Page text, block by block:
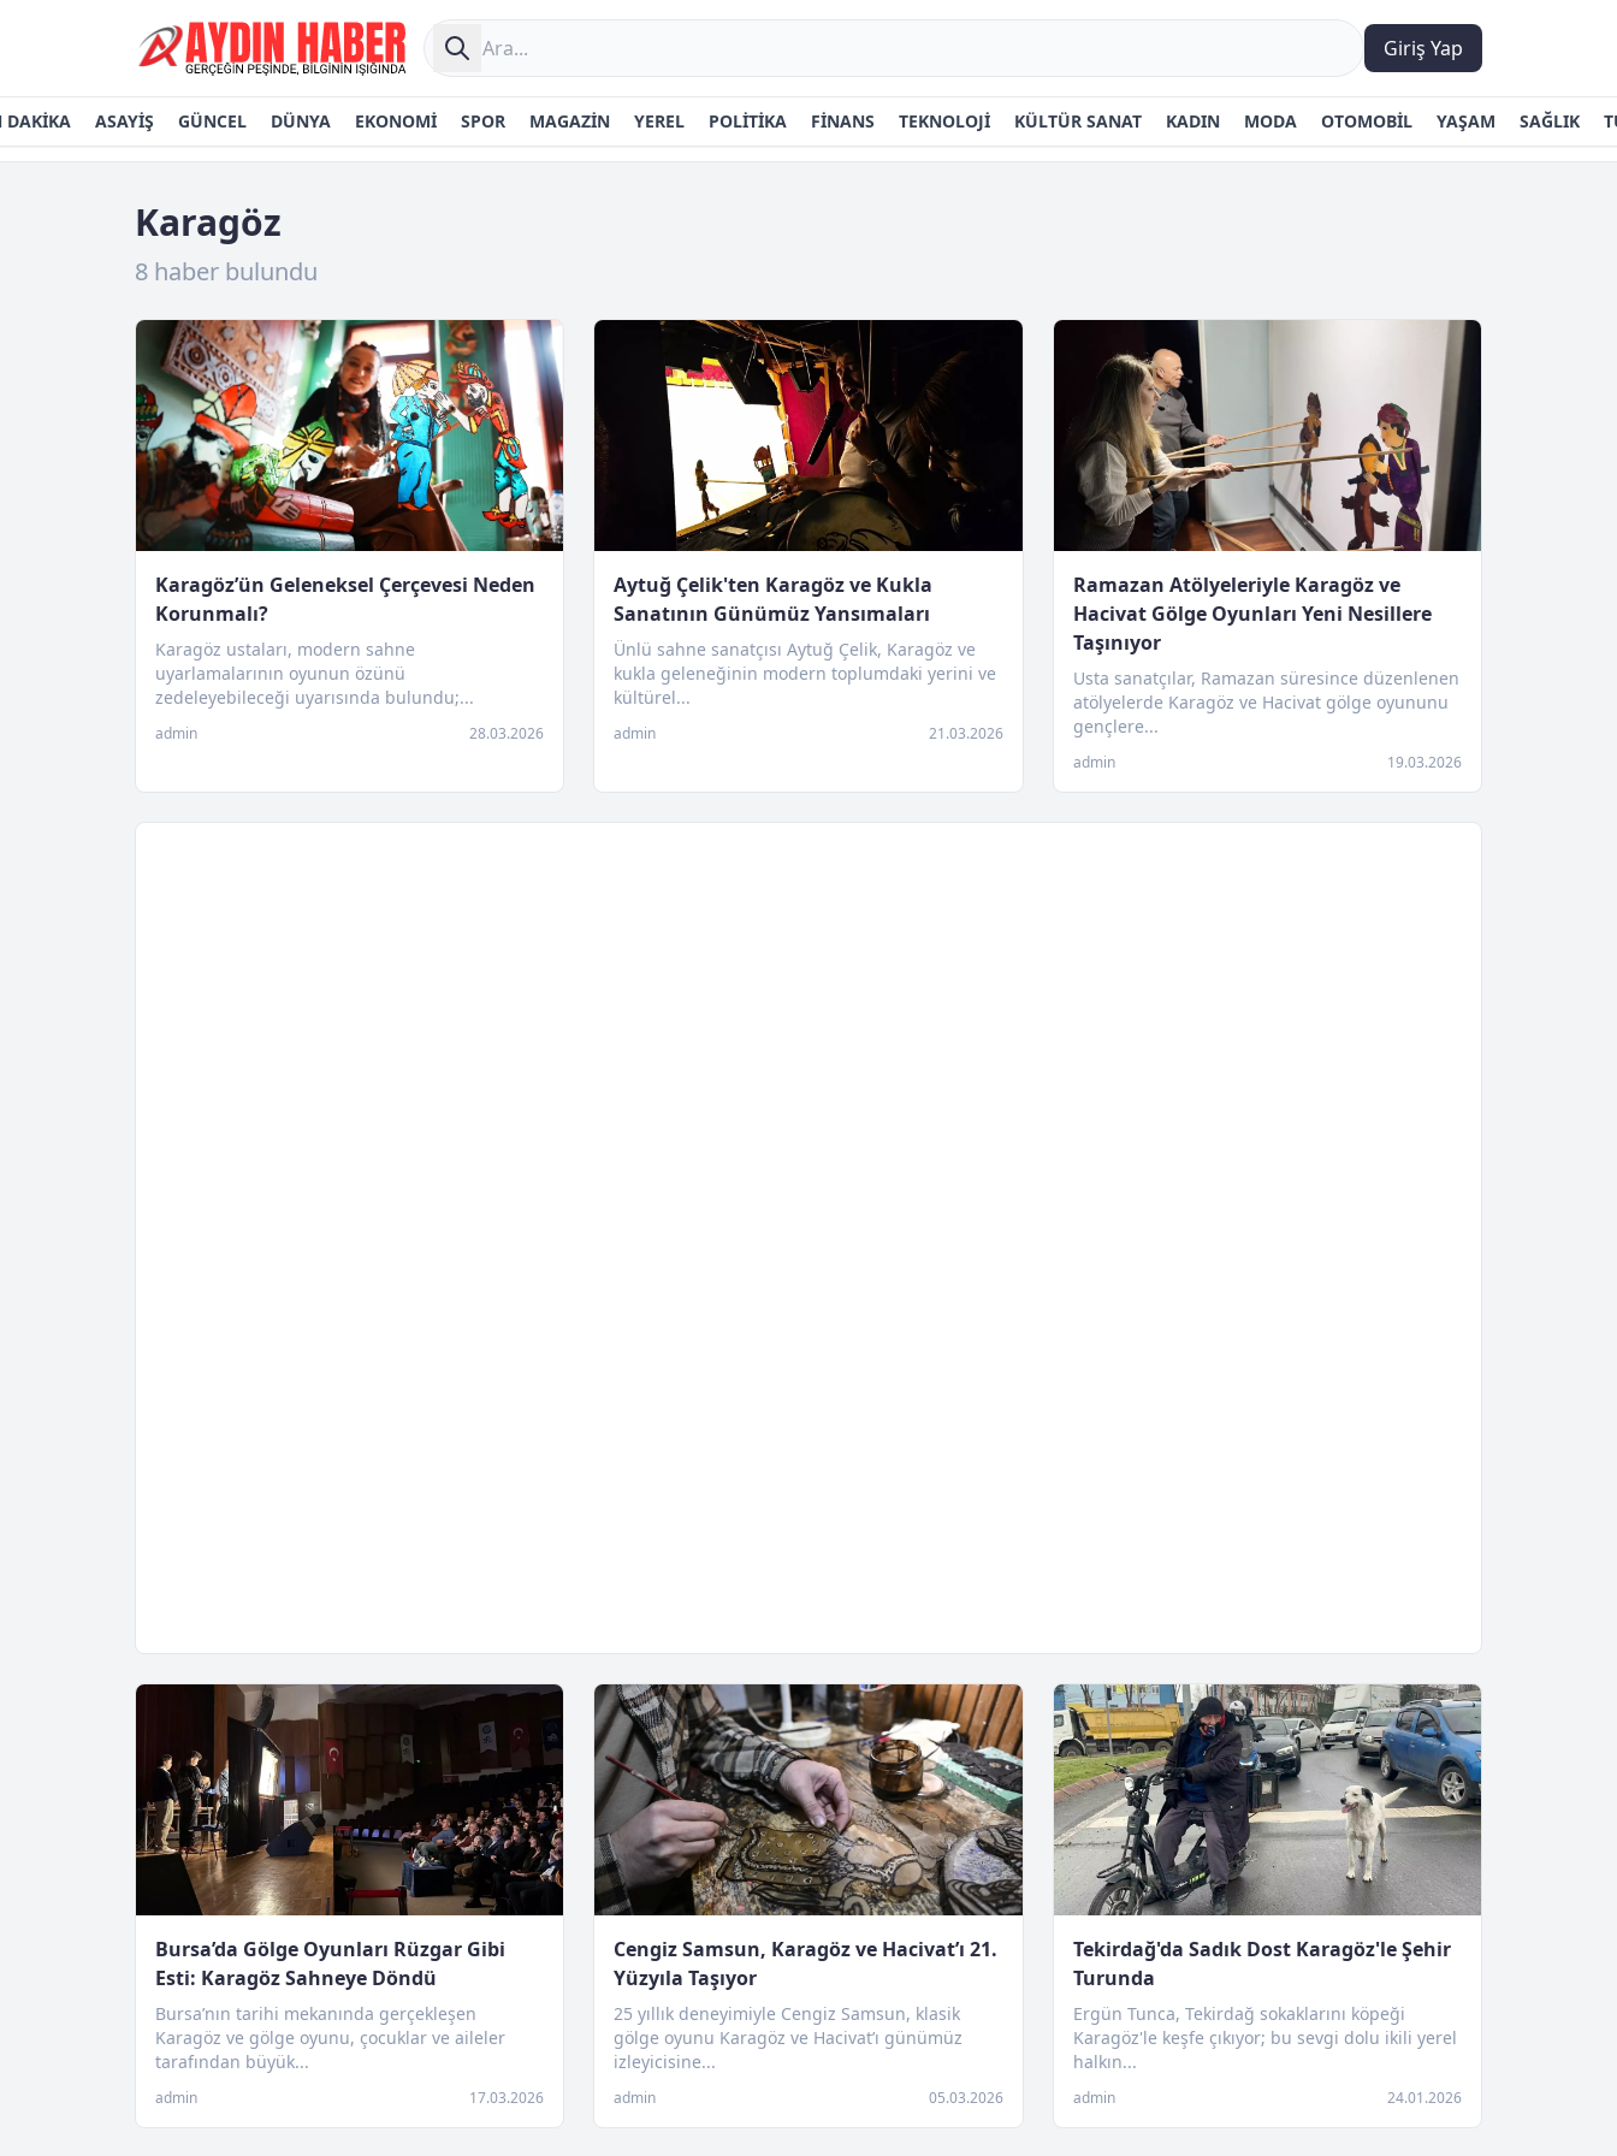
Giriş Yap
DAKİKA ASAYİŞ GÜNCEL DÜNYA EKONOMİ SPOR MAGAZİN YEREL POLİTİKA FİNANS TEKNOLOJİ KÜLTÜR SANAT KADIN MODA OTOMOBİL YAŞAM SAĞLIK
Karagöz
8 haber bulundu
Karagöz’ün Geleneksel Çerçevesi Neden
Korunmalı?
Karagöz ustaları, modern sahne
uyarlamalarının oyunun özünü
zedeleyebileceği uyarısında bulundu;...
admin 28.03.2026
Aytuğ Çelik'ten Karagöz ve Kukla
Sanatının Günümüz Yansımaları
Ünlü sahne sanatçısı Aytuğ Çelik, Karagöz ve
kukla geleneğinin modern toplumdaki yerini ve
kültürel...
admin 21.03.2026
Ramazan Atölyeleriyle Karagöz ve
Hacivat Gölge Oyunları Yeni Nesillere
Taşınıyor
Usta sanatçılar, Ramazan süresince düzenlenen
atölyelerde Karagöz ve Hacivat gölge oyununu
gençlere...
admin 19.03.2026
Bursa’da Gölge Oyunları Rüzgar Gibi
Esti: Karagöz Sahneye Döndü
Bursa’nın tarihi mekanında gerçekleşen
Karagöz ve gölge oyunu, çocuklar ve aileler
tarafından büyük...
admin 17.03.2026
Cengiz Samsun, Karagöz ve Hacivat’ı 21.
Yüzyıla Taşıyor
25 yıllık deneyimiyle Cengiz Samsun, klasik
gölge oyunu Karagöz ve Hacivat’ı günümüz
izleyicisine...
admin 05.03.2026
Tekirdağ'da Sadık Dost Karagöz'le Şehir
Turunda
Ergün Tunca, Tekirdağ sokaklarını köpeği
Karagöz'le keşfe çıkıyor; bu sevgi dolu ikili yerel
halkın...
admin 24.01.2026